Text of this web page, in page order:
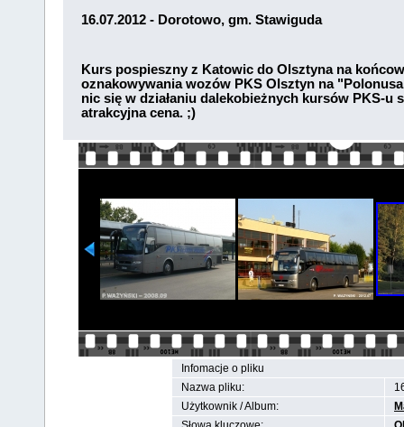
16.07.2012 - Dorotowo, gm. Stawiguda
Kurs pospieszny z Katowic do Olsztyna na
oznakowywania wozów PKS Olsztyn na
nic się w działaniu dalekobieżnych kursów PKS-u
atrakcyjna cena. ;)
Infomacje o pliku
Nazwa pliku:
Użytkownik / Album: